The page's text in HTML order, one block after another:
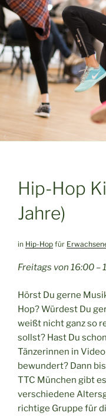
Hip-Hop
Jahre)
in Hip-Hop für
Freitags von 16:00 –
Hörst Du gerne
Hop? Würdest Du
weißt nicht ganz so
sollst? Hast Du
Tänzerinnen in
bewundert? Dann
TTC München gibt
verschiedene
richtige Gruppe für